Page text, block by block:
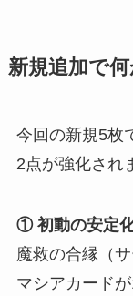
新規追加で
今回の新規5枚
2点が強化され
① 初動の安定
魔救の合縁（
マシアカード